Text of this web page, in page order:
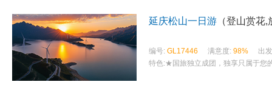
延庆松山一日游 （登山赏花
编号: GL17446 满意度: 98%
出
特色:★国旅独立成团，独享只属于您